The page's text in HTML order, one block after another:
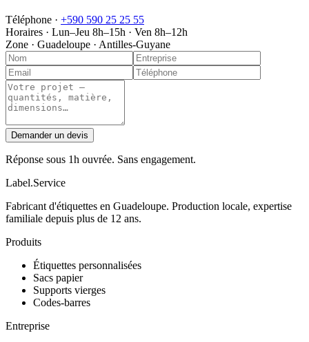
Téléphone · +590 590 25 25 55
Horaires · Lun–Jeu 8h–15h · Ven 8h–12h
Zone · Guadeloupe · Antilles-Guyane
Demander un devis
Réponse sous 1h ouvrée. Sans engagement.
Label.Service
Fabricant d'étiquettes en Guadeloupe. Production locale, expertise
familiale depuis plus de 12 ans.
Produits
Étiquettes personnalisées
Sacs papier
Supports vierges
Codes-barres
Entreprise